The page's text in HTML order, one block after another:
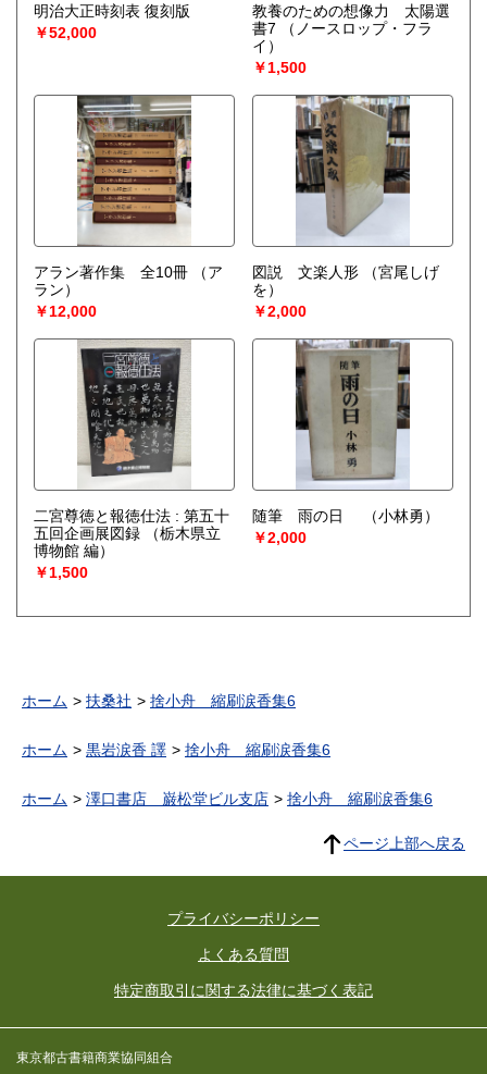
明治大正時刻表 復刻版
￥52,000
教養のための想像力 太陽選
書7
（ノースロップ・フラ
イ）
￥1,500
アラン著作集 全10冊
（ア
ラン）
￥12,000
図説 文楽人形
（宮尾しげ
を）
￥2,000
二宮尊徳と報徳仕法 : 第五十
五回企画展図録
（栃木県立
博物館 編）
￥1,500
随筆 雨の日
（小林勇）
￥2,000
ホーム 扶桑社 捨小舟 縮刷涙香集6
ホーム 黒岩涙香 譯 捨小舟 縮刷涙香集6
ホーム 澤口書店 巌松堂ビル支店 捨小舟 縮刷涙香集6
ページ上部へ戻る
プライバシーポリシー
よくある質問
特定商取引に関する法律に基づく表記
東京都古書籍商業協同組合